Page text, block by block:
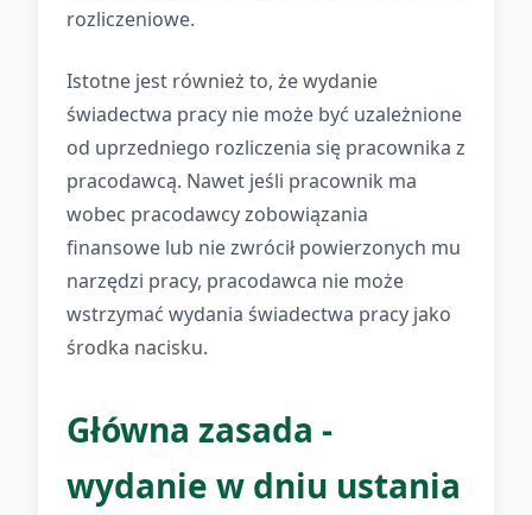
rozliczeniowe.
Istotne jest również to, że wydanie
świadectwa pracy nie może być uzależnione
od uprzedniego rozliczenia się pracownika z
pracodawcą. Nawet jeśli pracownik ma
wobec pracodawcy zobowiązania
finansowe lub nie zwrócił powierzonych mu
narzędzi pracy, pracodawca nie może
wstrzymać wydania świadectwa pracy jako
środka nacisku.
Główna zasada -
wydanie w dniu ustania